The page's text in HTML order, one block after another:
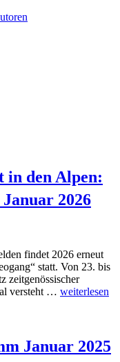
in den Alpen:
2026
findet 2026 erneut
statt. Von 23. bis
zeitgenössischer
versteht … weiterlesen
Januar 2025